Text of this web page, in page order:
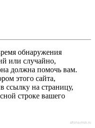
обнаружения
или случайно,
должна помочь вам.
этого сайта,
ссылку на страницу,
строке вашего
afisha-msk.ru